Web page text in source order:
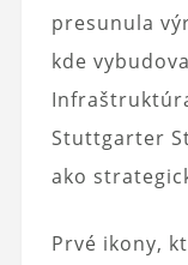
presunula
kde
Stuttgarter
ako
Prvé ikony,